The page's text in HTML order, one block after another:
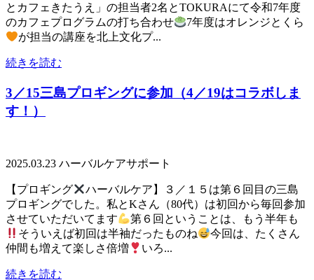
とカフェきたうえ」の担当者2名とTOKURAにて令和7年度
のカフェプログラムの打ち合わせ
7年度はオレンジとくら
が担当の講座を北上文化プ...
続きを読む
3／15三島プロギングに参加（4／19はコラボしま
す！）
2025.03.23 ハーバルケアサポート
【プロギング
ハーバルケア】３／１５は第６回目の三島
プロギングでした。私とKさん（80代）は初回から毎回参加
させていただいてます
第６回ということは、もう半年も
そういえば初回は半袖だったものね
今回は、たくさん
仲間も増えて楽しさ倍増
いろ...
続きを読む